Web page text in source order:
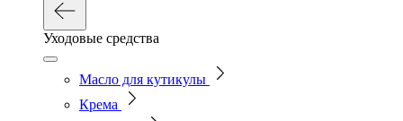
Уходовые средства
Масло для кутикулы
Крема